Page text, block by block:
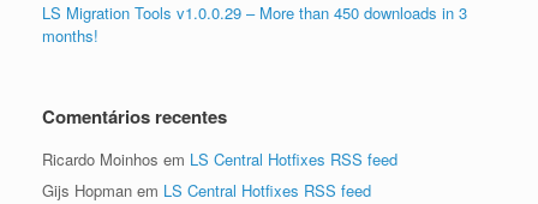
LS Migration Tools v1.0.0.29 – More than 450 downloads in 3
months!
Comentários recentes
Ricardo Moinhos em LS Central Hotfixes RSS feed
Gijs Hopman em LS Central Hotfixes RSS feed